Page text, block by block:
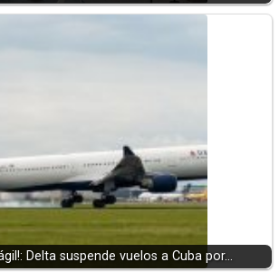
Delta suspende vuelos a Cuba por…